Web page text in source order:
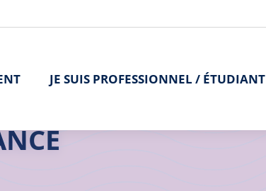
JE SUIS PROFESSIONNEL / ÉTUDIANT
Trestel>La Maternité>Après la naissance